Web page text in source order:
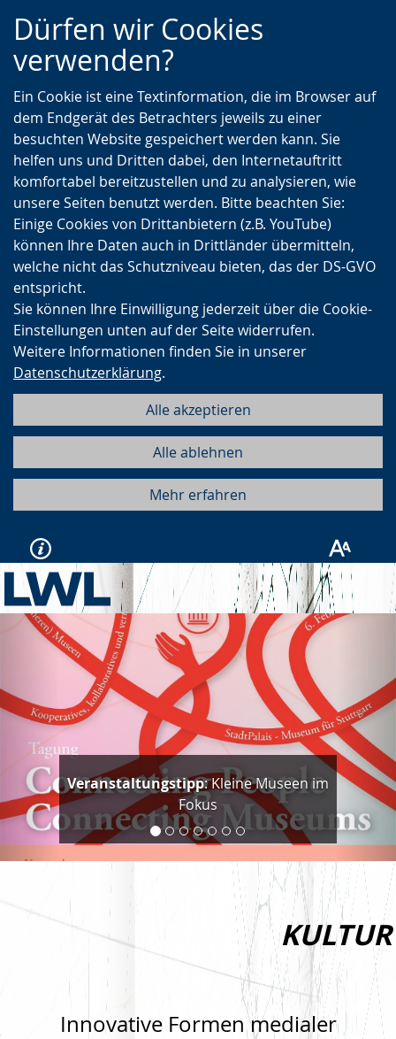
Zur
Hauptnavigation
Zur
Seitennavigation
Zum
Inhalt
Dürfen wir Cookies
verwenden?
Ein Cookie ist eine Textinformation, die im Browser auf
dem Endgerät des Betrachters jeweils zu einer
besuchten Website gespeichert werden kann. Sie
helfen uns und Dritten dabei, den Internetauftritt
komfortabel bereitzustellen und zu analysieren, wie
unsere Seiten benutzt werden. Bitte beachten Sie:
Einige Cookies von Drittanbietern (z.B. YouTube)
können Ihre Daten auch in Drittländer übermitteln,
welche nicht das Schutzniveau bieten, das der DS-GVO
entspricht.
Sie können Ihre Einwilligung jederzeit über die Cookie-
Einstellungen unten auf der Seite widerrufen.
Weitere Informationen finden Sie in unserer
Datenschutzerklärung.
Alle akzeptieren
Alle ablehnen
Mehr erfahren
Veranstaltungstipp: Kleine Museen im
Fokus
Vorherige
KULTUR
Innovative Formen medialer